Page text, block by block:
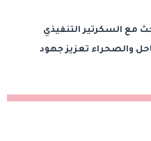
مع السكرتير التنفيذي
والصحراء تعزيز جهود